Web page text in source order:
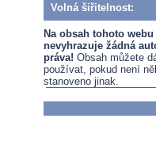
Volná šiřitelnost:
Na obsah tohoto webu
nevyhrazuje žádná
práva! Obsah můžete
používat, pokud není
stanoveno jinak.